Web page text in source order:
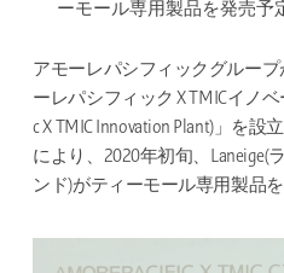
ーモール専用製品を発売予
アモーレパシフィックグルー
ーレパシフィック X TMICイノ
c X TMIC Innovation Plant)」を
により、2020年初旬、Laneige(
ンド)がティーモール専用製品